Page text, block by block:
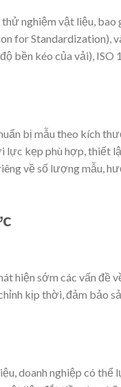
nghiệm vật liệu,
for Standardization),
bền kéo của vải),
bị mẫu theo kích
kẹp phù hợp, thiết
về số lượng mẫu,
hiện sớm các vấn đề
kịp thời, đảm bảo
doanh nghiệp có thể